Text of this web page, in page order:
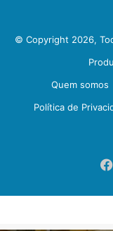
© Copyright 2026,
Quem somos
Política de